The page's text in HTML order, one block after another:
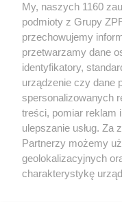
Żaden utwór
rozpowszechniany lub
tym także elektroniczny
eksploatacji w
Internecie bez pisemnej
wykorzystanie utworów w
tzn. bez właściwej zgody,
ścigane prawnie.
My, naszych 1160
podmioty z Grupy
przechowujemy
przetwarzamy dane
identyfikatory,
urządzenie czy dane
spersonalizowanych
treści, pomiar reklam
ulepszanie usług. Za
Partnerzy możemy
geolokalizacyjnych
charakterystykę